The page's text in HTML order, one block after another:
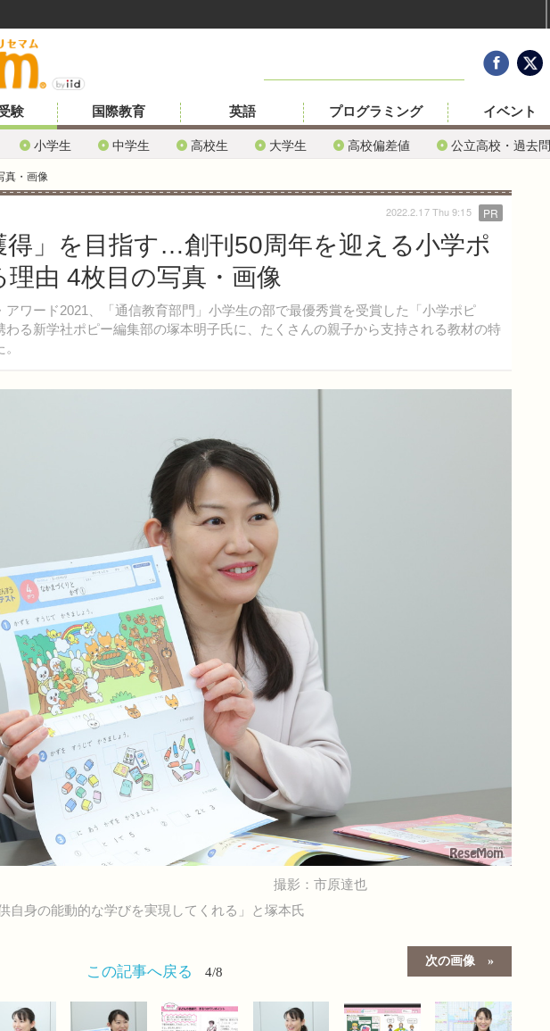
験
小学生 中学生 高校生 大学生 高校偏差値 公立高校・過去問
国際教育 英語 プログラミング イベント
真・画像
得」を目指す…創刊50周年を迎える小学ポ
理由 4枚目の写真・画像
ワード2021、「通信教育部門」小学生の部で最優秀賞を受賞した「小学ポピ
る新学社ポピー編集部の塚本明子氏に、たくさんの親子から支持される教材の特
2022.2.17 Thu 9:15 PR
撮影：市原達也
自身の能動的な学びを実現してくれる」と塚本氏
次の画像
この記事へ戻る 4/8